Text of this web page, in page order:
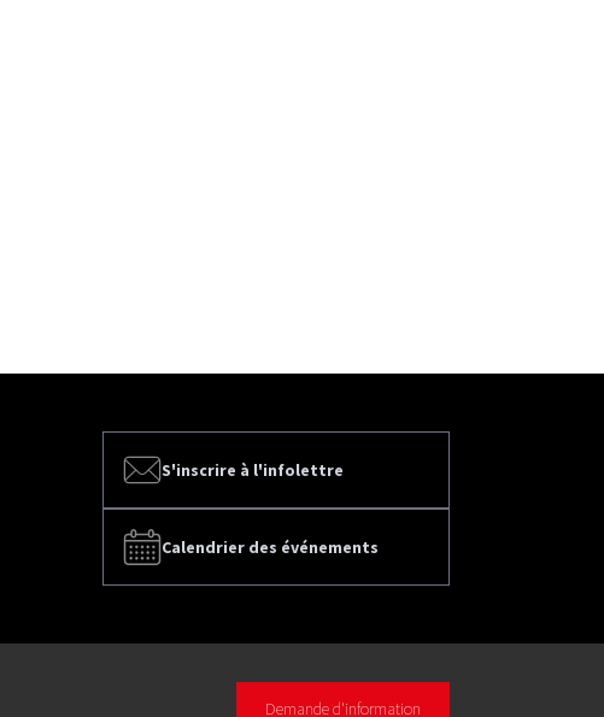
S'inscrire à l'infolettre
Calendrier des événements
Demande d'information